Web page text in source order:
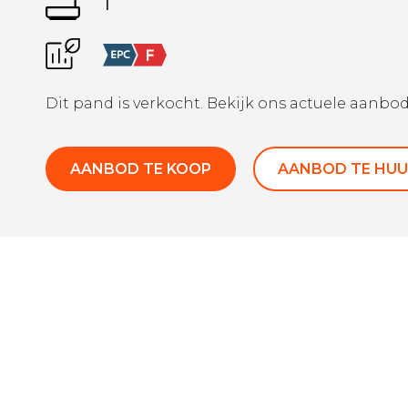
Dit pand is verkocht. Bekijk ons actuele
AANBOD TE KOOP AANBOD TE